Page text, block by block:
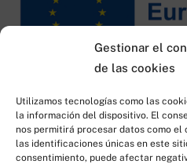
Gestionar el
de las cookies
Utilizamos tecnologías como las
la información del dispositivo. El
nos permitirá procesar datos como el
las identificaciones únicas en este
consentimiento, puede afectar
Financiado por KIT DIGITAL